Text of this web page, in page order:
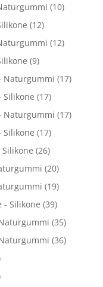
(10)
(12)
(12)
(9)
Naturgummi (17)
Silikone (17)
Naturgummi (17)
Silikone (17)
Silikone (26)
(20)
(19)
- Silikone (39)
(35)
(36)